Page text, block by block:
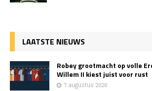
LAATSTE NIEUWS
Robey grootmacht op volle
Willem II kiest juist voor rust
7 augustus 2026